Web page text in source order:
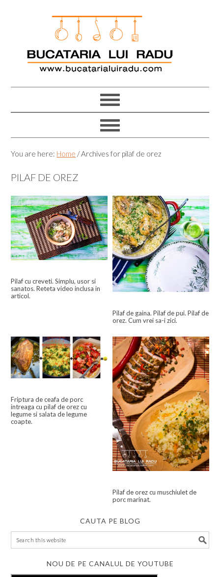
You are here: Home /Archives for pilaf de orez
PILAF DE OREZ
Pilaf cu creveti. Simplu, usor si
sanatos. Reteta video inclusa in
articol.
Pilaf de gaina. Pilaf de pui. Pilaf de
orez. Cum vrei sa-i zici.
Friptura de ceafa de porc
intreaga cu pilaf de orez cu
legume si salata de legume
coapte.
Pilaf de orez cu muschiulet de
porc marinat.
CAUTA PE BLOG
NOU DE PE CANALUL DE YOUTUBE